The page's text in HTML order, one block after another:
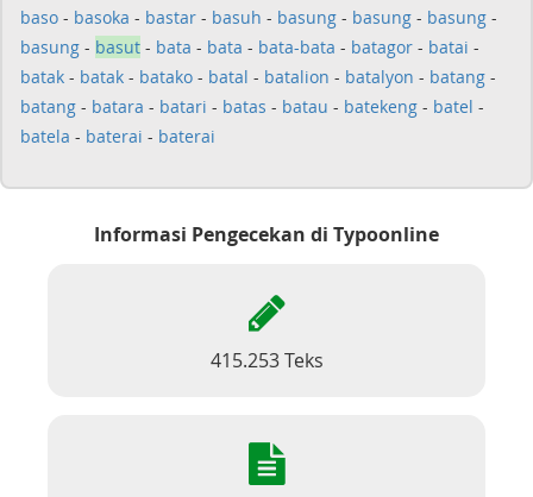
baso - basoka - bastar - basuh - basung - basung - basung -
basung - basut - bata - bata - bata-bata - batagor - batai -
batak - batak - batako - batal - batalion - batalyon - batang -
batang - batara - batari - batas - batau - batekeng - batel -
batela - baterai - baterai
Informasi Pengecekan di Typoonline
415.253 Teks